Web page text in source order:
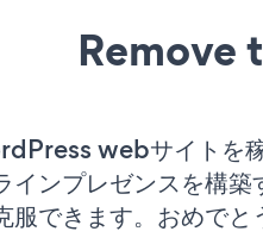
Remove
webサイトを
インプレゼンスを構築
できます。おめでと